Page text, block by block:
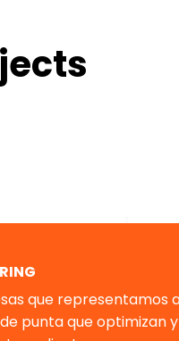
que representamos
punta que optimizan y